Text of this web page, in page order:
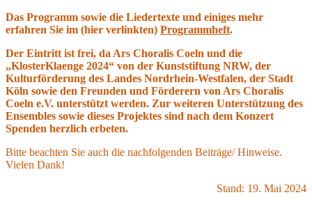
Das Programm sowie die Liedertexte und einiges mehr
erfahren Sie im (hier verlinkten) Programmheft.
Der Eintritt ist frei, da Ars Choralis Coeln und die
„KlosterKlaenge 2024“ von der Kunststiftung NRW, der
Kulturförderung des Landes Nordrhein-Westfalen, der Stadt
Köln sowie den Freunden und Förderern von Ars Choralis
Coeln e.V. unterstützt werden. Zur weiteren Unterstützung des
Ensembles sowie dieses Projektes sind nach dem Konzert
Spenden herzlich erbeten.
Bitte beachten Sie auch die nachfolgenden Beiträge/ Hinweise.
Vielen Dank!
Stand: 19. Mai 2024